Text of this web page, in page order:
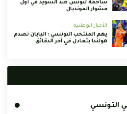
ساحقة لتونس ضد السويد في أول
مشوار المونديال
الأخبار الوطنية
يهم المنتخب التونسي : اليابان تصدم
هولندا بتعادل في آخر الدقائق
التونسي